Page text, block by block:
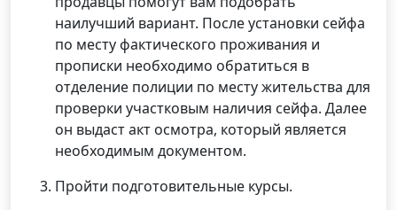
наилучший вариант. После установки сейфа
по месту фактического проживания и
прописки необходимо обратиться в
отделение полиции по месту жительства для
проверки участковым наличия сейфа. Далее
он выдаст акт осмотра, который является
необходимым документом.
Пройти подготовительные курсы.